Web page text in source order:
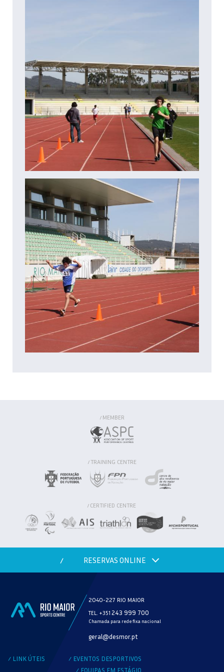
/ MEMBER
/ TRAINING CENTRE
/ CERTIFIED CENTRE
/ RESERVAS ONLINE
2040-227 RIO MAIOR
TEL. +351 243 999 700
Chamada para rede fixa nacional
geral@desmor.pt
/ LINK ÚTEIS / EVENTOS DESPORTIVOS
/ EQUIPAS EM ESTÁGIO